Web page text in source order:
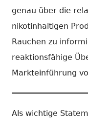
genau über die
nikotinhaltigen
Rauchen zu
reaktionsfähige
Markteinführung
Als wichtige